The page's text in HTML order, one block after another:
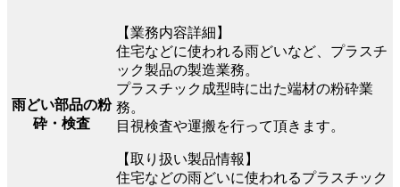
雨どい部品の粉
砕・検査
【業務内容詳細】
住宅などに使われる雨どいなど、プラスチ
ック製品の製造業務。
プラスチック成型時に出た端材の粉砕業
務。
目視検査や運搬を行って頂きます。
【取り扱い製品情報】
住宅などの雨どいに使われるプラスチック